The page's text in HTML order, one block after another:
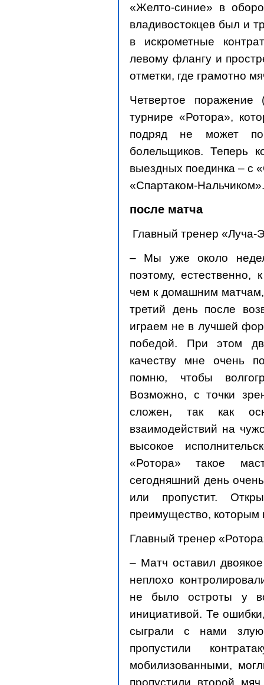
«Желто-синие» в
владивостокцев был и
в искрометные
левому флангу и
отметки, где грамотно
Четвертое
турнире «Ротора»,
подряд не может
болельщиков. Теперь
выездных поединка – с
«Спартаком-Нальчиком».
после матча
Главный тренер «Луча-
– Мы уже около
поэтому, естественно,
чем к домашним
третий день после
играем не в лучшей
победой. При этом
качеству мне очень
помню, чтобы
Возможно, с точки
сложен, так как
взаимодействий на
высокое
«Ротора» такое
сегодняшний день
или пропустит.
преимущество, которым
Главный тренер
– Матч оставил
неплохо
не было остроты у
инициативой. Те
сыграли с нами
пропустили
мобилизованными,
пропустили второй